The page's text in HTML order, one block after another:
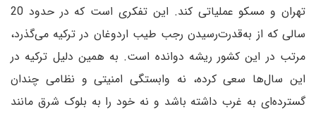
تهران و مسکو عملیاتی کند. این تفکری است که در حدود 20
سالی که از به‌قدرت‌رسیدن رجب طیب اردوغان در ترکیه می‌گذرد،
مرتب در این کشور ریشه دوانده است. به همین دلیل ترکیه در
این سال‌ها سعی کرده، نه وابستگی امنیتی و نظامی چندان
گسترده‌ای به غرب داشته باشد و نه خود را به بلوک شرق مانند